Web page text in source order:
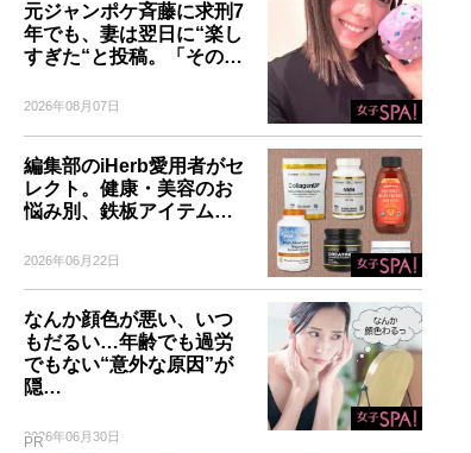
元ジャンポケ斉藤に求刑7
年でも、妻は翌日に“楽し
すぎた“と投稿。「その…
2026年08月07日
編集部のiHerb愛用者がセ
レクト。健康・美容のお
悩み別、鉄板アイテム…
2026年06月22日
なんか顔色が悪い、いつ
もだるい…年齢でも過労
でもない“意外な原因”が
隠…
2026年06月30日
PR